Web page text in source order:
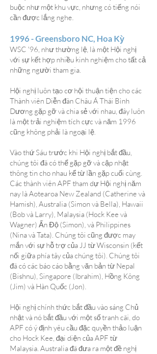
buộc như một khu vực, nhưng có tiếng nói
cần được lắng nghe.
1996 - Greensboro NC, Hoa Kỳ
WSC '96, như thường lệ, là một Hội nghị
với sự kết hợp nhiều kinh nghiệm cho tất cả
những người tham gia.
Hội nghị luôn tạo cơ hội thuận tiện cho các
Thành viên Diễn đàn Châu Á Thái Bình
Dương gặp gỡ và chia sẻ với nhau, đây luôn
là một trải nghiệm tích cực và năm 1996
cũng không phải là ngoại lệ.
Vào thứ Sáu trước khi Hội nghị bắt đầu,
chúng tôi đã có thể gặp gỡ và cập nhật
thông tin cho nhau kể từ lần gặp cuối cùng.
Các thành viên APF tham dự Hội nghị năm
nay là Aotearoa New Zealand (Catherine và
Hamish), Australia (Simon và Bella), Hawaii
(Bob và Larry), Malaysia (Hock Kee và
Wagner) Ấn Độ (Simon), và Philippines
(Nina và Tata). Chúng tôi cũng được may
mắn với sự hỗ trợ của JJ từ Wisconsin (kết
nối giữa phía tây của chúng tôi). Chúng tôi
đã có các báo cáo bằng văn bản từ Nepal
(Bishnu), Singapore (Ibrahim), Hồng Kông
(Jim) và Hàn Quốc (Jon).
Hội nghị chính thức bắt đầu vào sáng Chủ
nhật và nó bắt đầu với một số tranh cãi, do
APF có ý định yêu cầu đặc quyền thảo luận
cho Hock Kee, đại diện của APF từ
Malaysia. Australia đã đưa ra một đề nghị